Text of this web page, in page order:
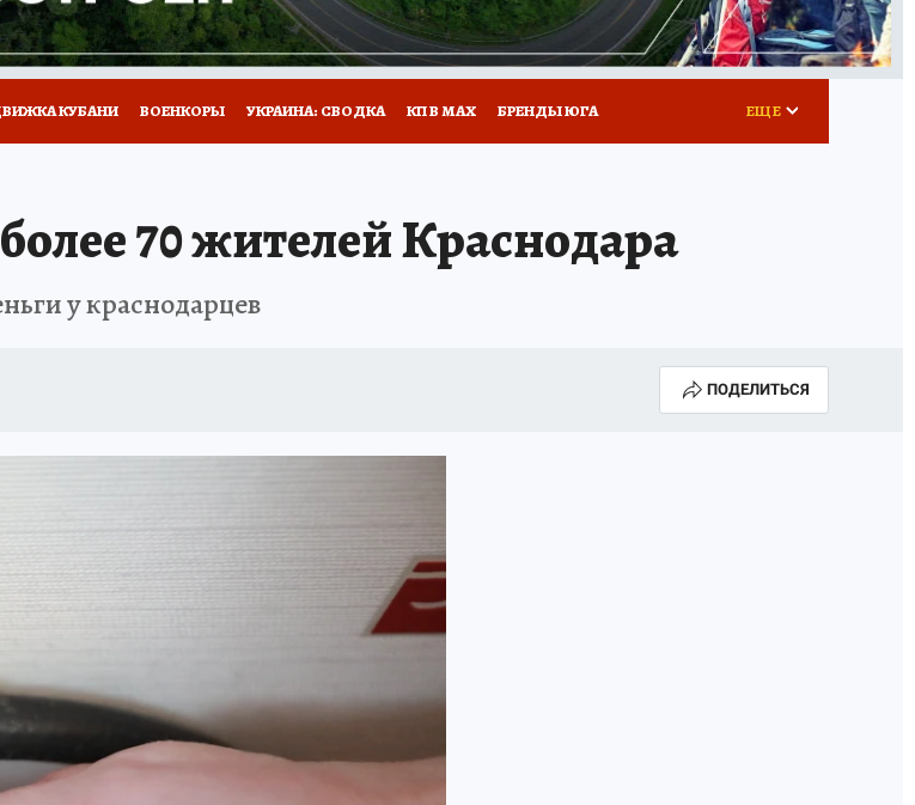
КУБАНИ ВОЕНКОРЫ УКРАИНА: СВОДКА КП В МАХ БРЕНДЫ ЮГА ЕЩЕ
70 жителей Краснодара
у краснодарцев
ПОДЕЛИТЬСЯ